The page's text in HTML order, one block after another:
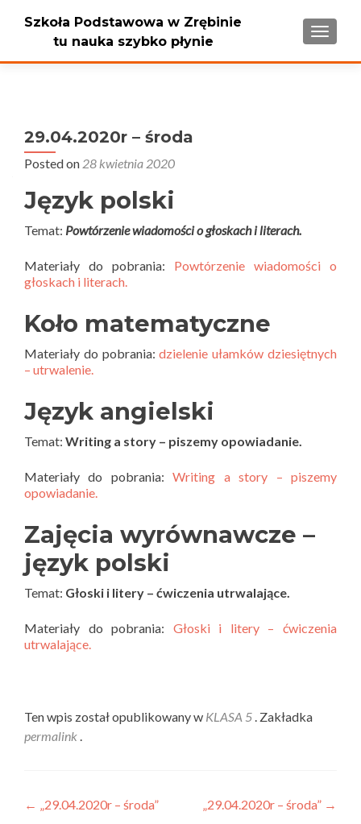
Szkoła Podstawowa w Zrębinie
tu nauka szybko płynie
29.04.2020r – środa
Posted on 28 kwietnia 2020
Język polski
Temat: Powtórzenie wiadomości o głoskach i literach.
Materiały do pobrania: Powtórzenie wiadomości o
głoskach i literach.
Koło matematyczne
Materiały do pobrania:dzielenie ułamków dziesiętnych
– utrwalenie.
Język angielski
Temat: Writing a story – piszemy opowiadanie.
Materiały do pobrania:Writing a story – piszemy
opowiadanie.
Zajęcia wyrównawcze –
język polski
Temat: Głoski i litery – ćwiczenia utrwalające.
Materiały do pobrania: Głoski i litery – ćwiczenia
utrwalające.
Ten wpis został opublikowany w KLASA 5 . Zakładka
permalink .
Nawigacja wpisu
← „29.04.2020r – środa” „29.04.2020r – środa” →